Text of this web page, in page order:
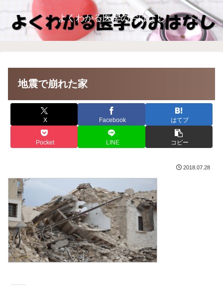
よくわかる医学のおはなし
地震で崩れた家
X Facebook はてブ
Pocket LINE コピー
2018.07.28